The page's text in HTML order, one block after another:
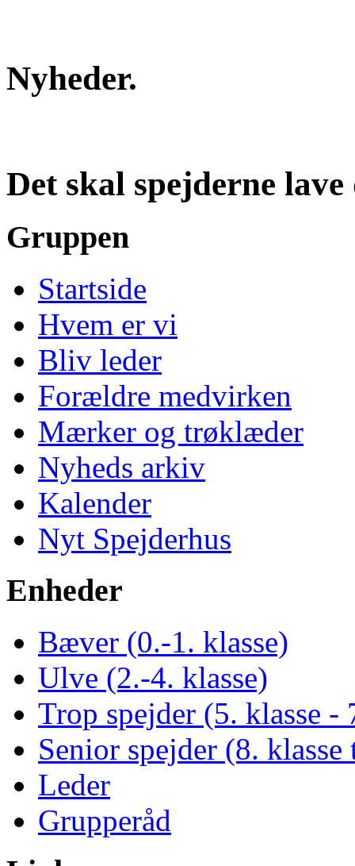
Nyheder.
Det skal spejderne
Gruppen
Startside
Hvem er vi
Bliv leder
Forældre medvirken
Mærker og trøklæder
Nyheds arkiv
Kalender
Nyt Spejderhus
Enheder
Bæver (0.-1. klasse)
Ulve (2.-4. klasse)
Trop spejder (5. klasse -
Senior spejder (8.
Leder
Grupperåd